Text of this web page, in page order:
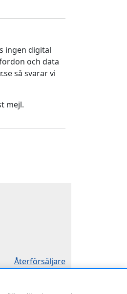
ingen digital
och data
så svarar vi
mejl.
Återförsäljare